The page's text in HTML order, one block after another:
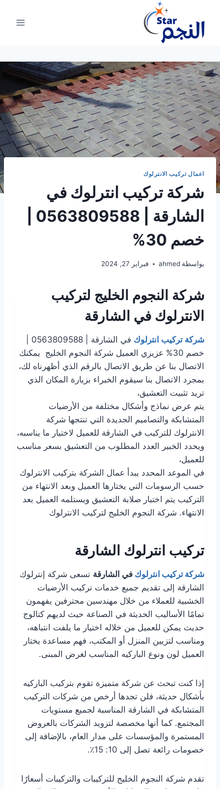
المحتوى
اعمال تركيب الانترلوك
شركة تركيب انترلوك في
خصم 30%
بواسطة ahmed فبراير 27, 2024
شركة النجوم الخليج لتركيب
الانترلوك في الشارقة
شركة تركيب انترلوك
خصم 30% عزيزي العميل شركة النجوم الخليج يمكنك
الاتصال بنا عن طريق الاتصال بالرقم الذي أظهرناه لك،
بمجرد الاتصال بنا سيقوم الخبراء بزيارة المكان الذي
تريد تثبيت التعشيق،
يتم عرض نماذج وأشكال مختلفة من الأرضيات
المتشابكة والتصاميم الجديدة التي تنتجها شركة
الانترلوك للتركيب في الشارقة للعميل لاختيار ما يناسبه،
ويحدد الخبير العدد المطلوب من التعشيق بسعر مناسب
للعميل،
في الموعد المحدد يبدأ عمال الشركة بتركيب الانترلوك
حسب الرسومات التي يختارها العميل وبعد الانتهاء من
التركيب يتم اختبار صلابة التعشيق ويستلمه العميل بعد
الانتهاء. شركة النجوم الخليج لتركيب الانترلوك
تركيب انترلوك الشارقة
شركة تركيب انترلوك في الشارقة تسعى شركة إنترلوك
الشارقة إلى تقديم جميع خدمات تركيب الأرضيات
الخشبية للعملاء من خلال مهندسين محترفين يفهمون
تمامًا الأساليب الحديثة في الصناعة حيث لديهم كتالوج
حديث يمكن للعميل من خلاله اختيار ما يلفت انتباهه،
ومناسب لتزيين المنزل أو المكتب، فهم مساعدة يختار
العميل لون ونوع الباركيه المناسب لغرض المبنى.
إذا كنت تبحث عن شركة متميزة تقوم بتركيب الباركيه
بأشكال حديثة، فلن تجدها أرخص من شركات التركيب
المتشابكة في الشارقة المناسبة لجميع مستويات
المجتمع. كما أنها مخصصة لتزويد الشركات بالعروض
المستمرة والمؤسسات على مدار العام، بالإضافة إلى
خصومات رائعة تصل إلى 10: 15٪.
تقدم شركة النجوم الخليج للتركيبات والتركيبات أسعارًا